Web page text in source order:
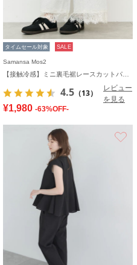
タイムセール対象 SALE
Samansa Mos2
4.5 （13）
レビュー
を見る
¥1,980 -63%OFF-